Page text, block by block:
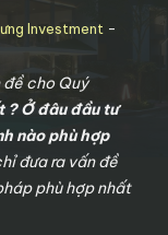
Investment -
cho Quý
? Ở đâu đầu tư
nào phù hợp
đưa ra vấn đề
phù hợp nhất